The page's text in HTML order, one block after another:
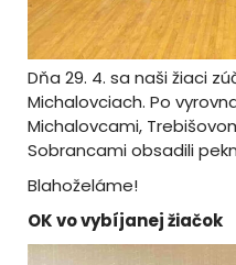
Dňa 29. 4. sa naši žiaci
Michalovciach. Po
Michalovcami,
Sobrancami obsadili
Blahoželáme!
OK vo vybíjanej žiačok